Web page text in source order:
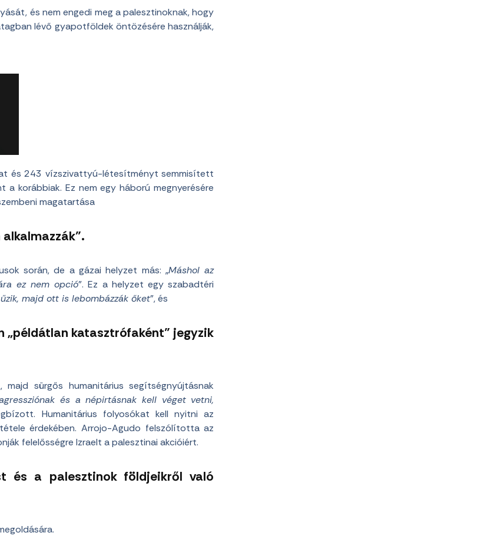
és nem engedi meg a palesztinoknak, hogy
lévő gyapotföldek öntözésére használják,
és 243 vízszivattyú-létesítményt semmisített
korábbiak. Ez nem egy háború megnyerésére
magatartása
során, de a gázai helyzet más: „Máshol az
ez nem opció”. Ez a helyzet egy szabadtéri
majd ott is lebombázzák őket”, és
katasztrófaként” jegyzik
sürgős humanitárius segítségnyújtásnak
és a népirtásnak kell véget vetni,
Humanitárius folyosókat kell nyitni az
érdekében. Arrojo-Agudo felszólította az
felelősségre Izraelt a palesztinai akcióiért.
és a palesztinok földjeikről való